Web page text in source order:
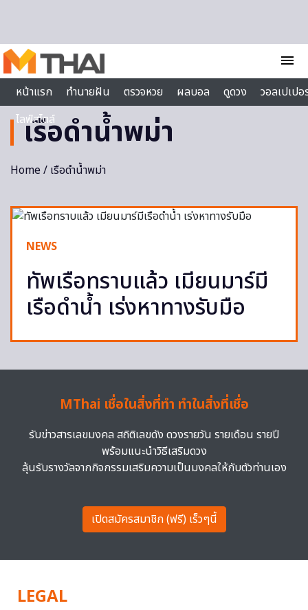
menu
หน้าแรก
ทำนายฝัน ตรวจหวย ผลบอล ดูดวง
วอลเปเป
ไลฟ์สไตล์
เรือดำน้ำพม่า
Home/ เรือดำน้ำพม่า
NEWS
ทัพเรือทราบแล้ว เมียนมาร์มี
เรือดำน้ำ เร่งหาทางรับมือ
MThai เชื่อในสิ่งที่ทำ ทำในสิ่งที่เชื่อ
รับข่าวสารเลขมงคล สถิติเลขดัง ดวงรายวัน รายเดือน รายปี
พร้อมแนะนำวิธีเสริมดวง
ลุ้นรับรางวัลจากกิจกรรมเสริมความเป็นมงคลให้กับตัวท่านเอง
เปิดสมัครสมาชิก (ฟรี) เร็วๆนี้
LEGAL